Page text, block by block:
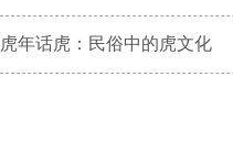
虎年话虎：民俗中的虎文化